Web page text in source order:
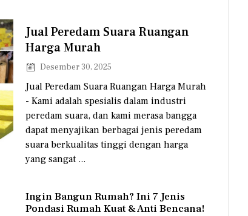
Jual Peredam Suara Ruangan
Harga Murah
Desember 30, 2025
Jual Peredam Suara Ruangan Harga Murah
- Kami adalah spesialis dalam industri
peredam suara, dan kami merasa bangga
dapat menyajikan berbagai jenis peredam
suara berkualitas tinggi dengan harga
yang sangat ...
Ingin Bangun Rumah? Ini 7 Jenis
Pondasi Rumah Kuat & Anti Bencana!